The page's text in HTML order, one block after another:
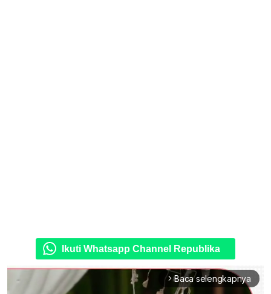
Ikuti Whatsapp Channel Republika
arrow_forward_ios Baca selengkapnya